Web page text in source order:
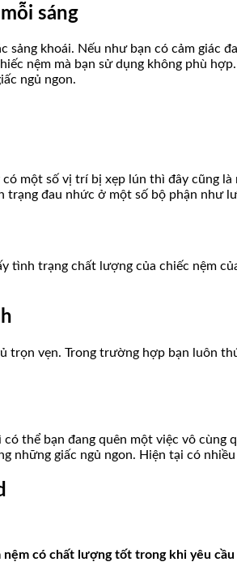
sáng
khoái. Nếu như bạn có cảm giác
nệm mà bạn sử dụng không phù
ngủ ngon.
một số vị trí bị xẹp lún thì đây cũng
đau nhức ở một số bộ phận như
trạng chất lượng của chiếc nệm
trọn vẹn. Trong trường hợp bạn luôn
thể bạn đang quên một việc vô
những giấc ngủ ngon. Hiện tại có
có chất lượng tốt trong khi yêu